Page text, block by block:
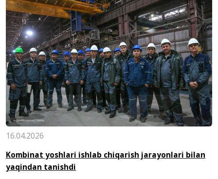
16.04.2026
Kombinat yoshlari ishlab chiqarish jarayonlari bilan
yaqindan tanishdi